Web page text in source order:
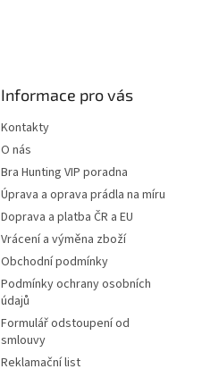
Informace pro vás
Kontakty
O nás
Bra Hunting VIP poradna
Úprava a oprava prádla na míru
Doprava a platba ČR a EU
Vrácení a výměna zboží
Obchodní podmínky
Podmínky ochrany osobních
údajů
Formulář odstoupení od
smlouvy
Reklamační list